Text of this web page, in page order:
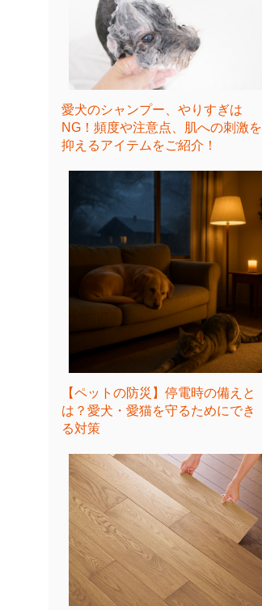
愛犬のシャンプー、やりすぎは
NG！頻度や注意点、肌への刺激を
抑えるアイテムをご紹介！
【ペットの防災】停電時の備えと
は？愛犬・愛猫を守るためにでき
る対策